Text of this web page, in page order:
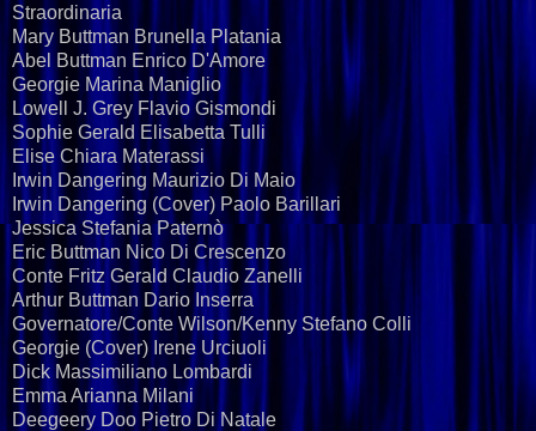
Straordinaria
Mary Buttman Brunella Platania
Abel Buttman Enrico D'Amore
Georgie Marina Maniglio
Lowell J. Grey Flavio Gismondi
Sophie Gerald Elisabetta Tulli
Elise Chiara Materassi
Irwin Dangering Maurizio Di Maio
Irwin Dangering (Cover) Paolo Barillari
Jessica Stefania Paternò
Eric Buttman Nico Di Crescenzo
Conte Fritz Gerald Claudio Zanelli
Arthur Buttman Dario Inserra
Governatore/Conte Wilson/Kenny Stefano Colli
Georgie (Cover) Irene Urciuoli
Dick Massimiliano Lombardi
Emma Arianna Milani
Deegeery Doo Pietro Di Natale